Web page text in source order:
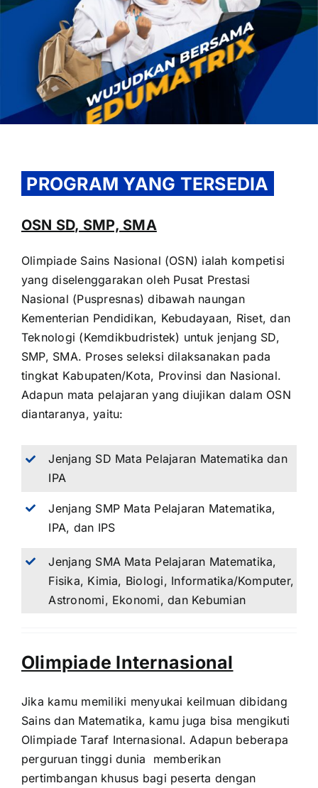
PROGRAM YANG TERSEDIA
OSN SD, SMP, SMA
Olimpiade Sains Nasional (OSN) ialah kompetisi
yang diselenggarakan oleh Pusat Prestasi
Nasional (Puspresnas) dibawah naungan
Kementerian Pendidikan, Kebudayaan, Riset, dan
Teknologi (Kemdikbudristek) untuk jenjang SD,
SMP, SMA. Proses seleksi dilaksanakan pada
tingkat Kabupaten/Kota, Provinsi dan Nasional.
Adapun mata pelajaran yang diujikan dalam OSN
diantaranya, yaitu:
Jenjang SD Mata Pelajaran Matematika dan
IPA
Jenjang SMP Mata Pelajaran Matematika,
IPA, dan IPS
Jenjang SMA Mata Pelajaran Matematika,
Fisika, Kimia, Biologi, Informatika/Komputer,
Astronomi, Ekonomi, dan Kebumian
Olimpiade Internasional
Jika kamu memiliki menyukai keilmuan dibidang
Sains dan Matematika, kamu juga bisa mengikuti
Olimpiade Taraf Internasional. Adapun beberapa
perguruan tinggi dunia memberikan
pertimbangan khusus bagi peserta dengan